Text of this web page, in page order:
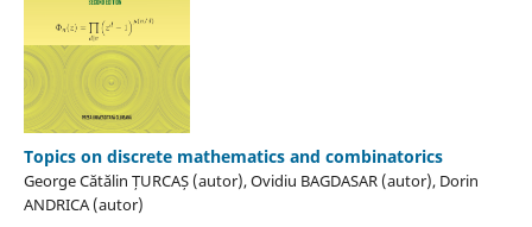
Topics on discrete mathematics and combinatorics
George Cătălin ȚURCAȘ (autor), Ovidiu BAGDASAR (autor), Dorin
ANDRICA (autor)